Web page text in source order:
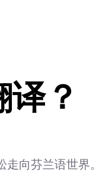
？
向芬兰语世界。